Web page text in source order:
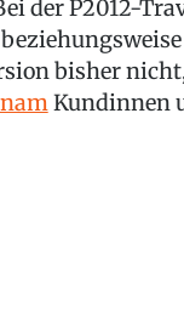
der P2012-
bisher
Kundinnen